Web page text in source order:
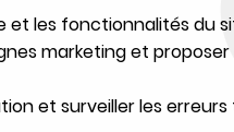
PROMOTIONS
2 MODÈLE
et les fonctionnalités du
marketing et proposer
et surveiller les